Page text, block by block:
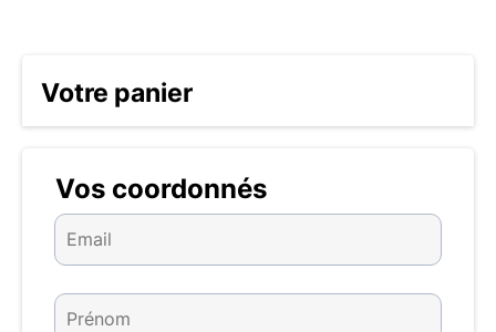
Votre panier
Vos coordonnés